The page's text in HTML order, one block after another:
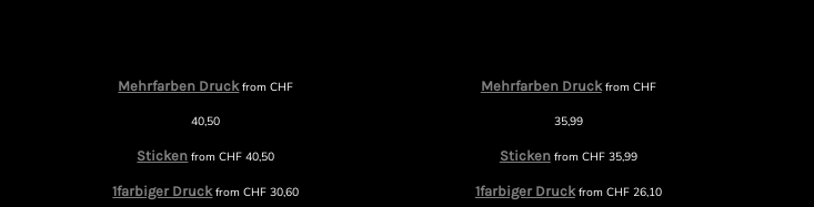
Mehrfarben DruckfromCHF
40,50
Sticken fromCHF 40,50
1farbiger DruckfromCHF 30,60
Mehrfarben Druckfrom CHF
35,99
Stickenfrom CHF35,99
1farbiger Druckfrom CHF26,10